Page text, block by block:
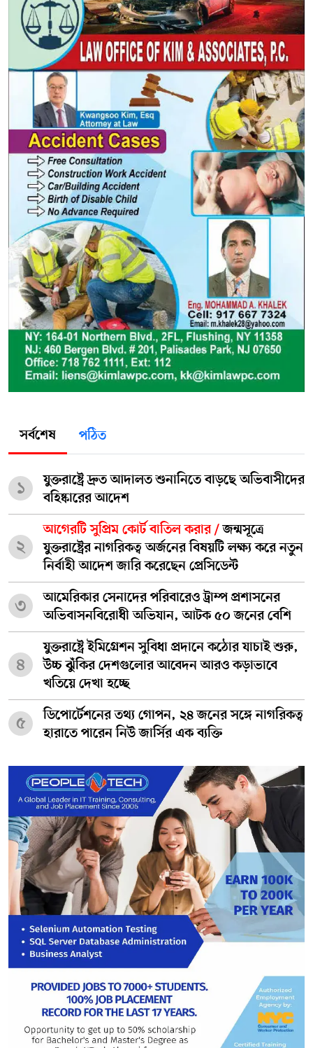
সর্বশেষ পঠিত
১
যুক্তরাষ্ট্রে দ্রুত আদালত শুনানিতে বাড়ছে অভিবাসীদের
বহিষ্কারের আদেশ
২
আগেরটি সুপ্রিম কোর্ট বাতিল করার /জন্মসূত্রে
যুক্তরাষ্ট্রের নাগরিকত্ব অর্জনের বিষয়টি লক্ষ্য করে নতুন
নির্বাহী আদেশ জারি করেছেন প্রেসিডেন্ট
৩
আমেরিকার সেনাদের পরিবারেও ট্রাম্প প্রশাসনের
অভিবাসনবিরোধী অভিযান, আটক ৫০ জনের বেশি
৪
যুক্তরাষ্ট্রে ইমিগ্রেশন সুবিধা প্রদানে কঠোর যাচাই শুরু,
উচ্চ ঝুঁকির দেশগুলোর আবেদন আরও কড়াভাবে
খতিয়ে দেখা হচ্ছে
৫
ডিপোর্টেশনের তথ্য গোপন, ২৪ জনের সঙ্গে নাগরিকত্ব
হারাতে পারেন নিউ জার্সির এক ব্যক্তি